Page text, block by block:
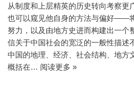
从制度和上层精英的历史转向考察更
也可以窥见他自身的方法与偏好——
努力，以及由地方史进而构建出一个
信关于中国社会的宽泛的一般性描述
中国的地理、经济、社会结构、地方
概括在… 阅读更多 »